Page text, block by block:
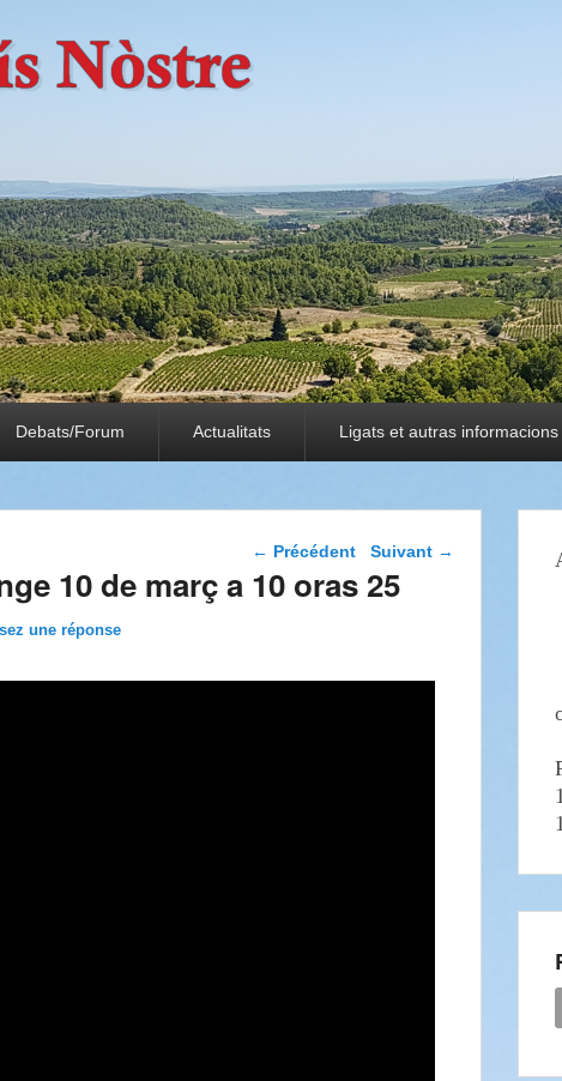
Debats/Forum Actualitats Ligats et autras informacions
Navigation dans les
articles
← Précédent Suivant →
10 de març a 10 oras 25
une réponse